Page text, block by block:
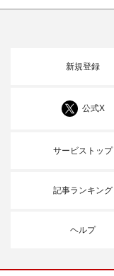
新規登録
公式X
サービストップ
記事ランキング
ヘルプ